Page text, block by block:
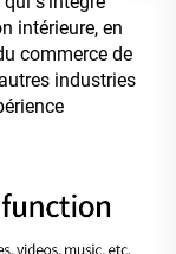
intérieure, en
commerce de
industries